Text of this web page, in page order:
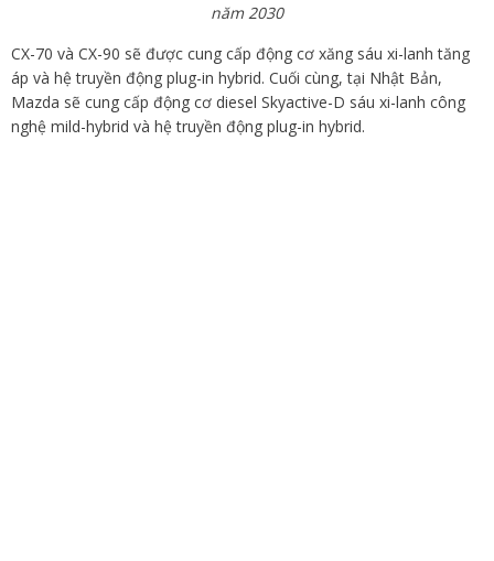
năm 2030
CX-70 và CX-90 sẽ được cung cấp động cơ xăng sáu xi-lanh tăng
áp và hệ truyền động plug-in hybrid. Cuối cùng, tại Nhật Bản,
Mazda sẽ cung cấp động cơ diesel Skyactive-D sáu xi-lanh công
nghệ mild-hybrid và hệ truyền động plug-in hybrid.